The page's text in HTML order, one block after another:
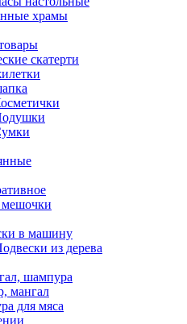
храмы
скатерти
в машину
из дерева
шампура
мангал
для мяса